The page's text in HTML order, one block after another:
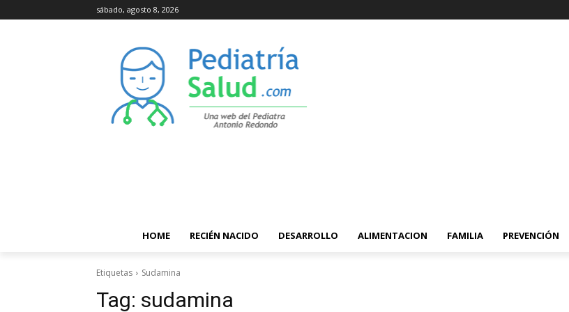
sábado, agosto 8, 2026
HOME RECIÉN NACIDO DESARROLLO ALIMENTACION FAMILIA PREVENCIÓN
Etiquetas Sudamina
Tag: sudamina